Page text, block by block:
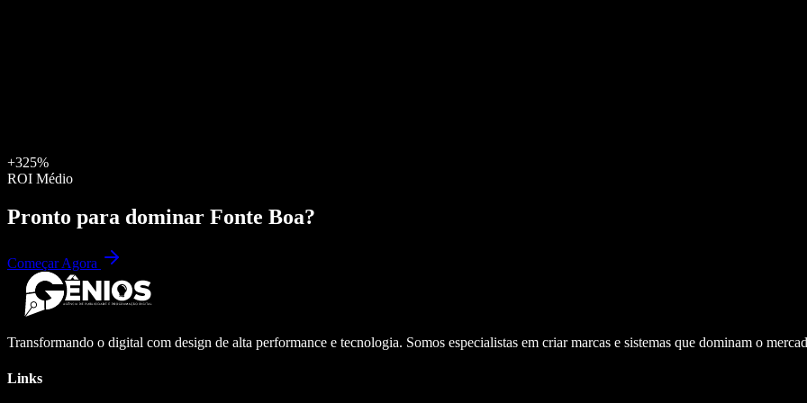
+325%
ROI Médio
Pronto para dominar Fonte Boa?
Começar Agora
Transformando o digital com design de alta performance e tecnologia. Somos especialistas em criar marcas e sistemas que dominam o
Links